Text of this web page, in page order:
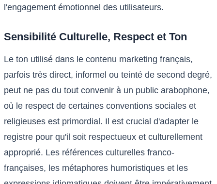
l'engagement émotionnel des utilisateurs.
Sensibilité Culturelle, Respect et Ton
Le ton utilisé dans le contenu marketing français,
parfois très direct, informel ou teinté de second degré,
peut ne pas du tout convenir à un public arabophone,
où le respect de certaines conventions sociales et
religieuses est primordial. Il est crucial d'adapter le
registre pour qu'il soit respectueux et culturellement
approprié. Les références culturelles franco-
françaises, les métaphores humoristiques et les